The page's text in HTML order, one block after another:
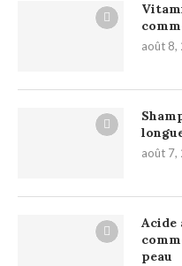
août 8,
août 7,
Acide
peau